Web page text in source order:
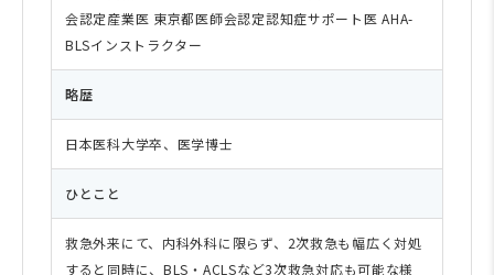
会認定産業医 東京都医師会認定認知症サポート医 AHA-
BLSインストラクター
略歴
日本医科大学卒、医学博士
ひとこと
救急外来にて、内科外科に限らず、2次救急も幅広く対処
すると同時に、BLS・ACLSなど3次救急対応も可能な様